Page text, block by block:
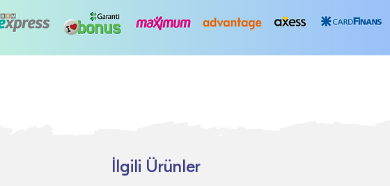
İlgili Ürünler